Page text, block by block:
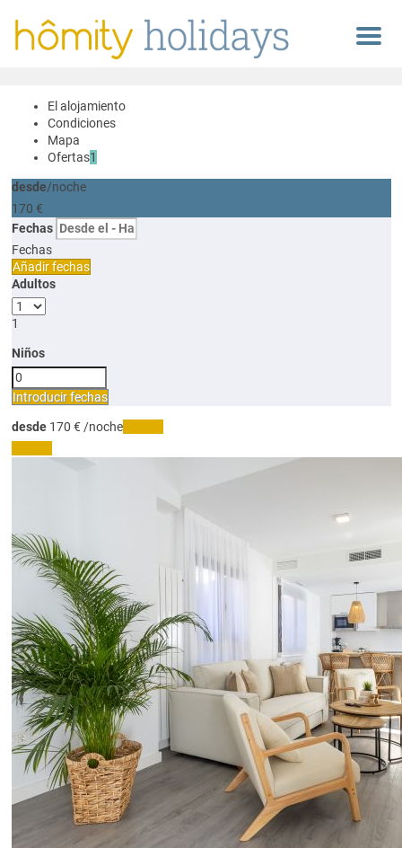
Menu
El alojamiento
Condiciones
Mapa
Ofertas1
desde/noche
170 €
Fechas
Fechas
Añadir fechas
Adultos
1
Niños
Introducir fechas
desde170 € /nocheFechas